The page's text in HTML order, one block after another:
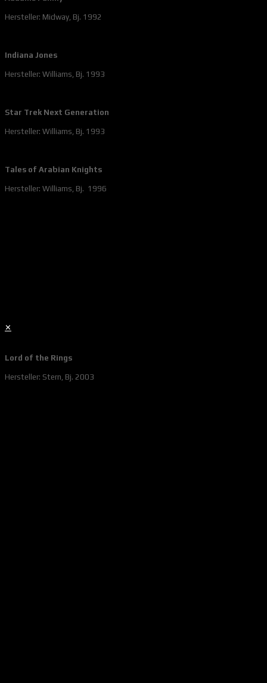
Hersteller: Midway, Bj. 1992
Indiana Jones
Hersteller: Williams, Bj. 1993
Star Trek Next Generation
Hersteller: Williams, Bj. 1993
Tales of Arabian Knights
Hersteller: Williams, Bj. 1996
✕
Lord of the Rings
Hersteller: Stern, Bj. 2003